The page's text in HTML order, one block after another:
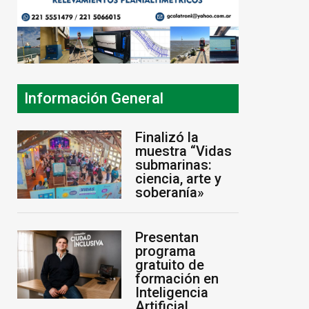
Información General
Finalizó la
muestra “Vidas
submarinas:
ciencia, arte y
soberanía»
Presentan
programa
gratuito de
formación en
Inteligencia